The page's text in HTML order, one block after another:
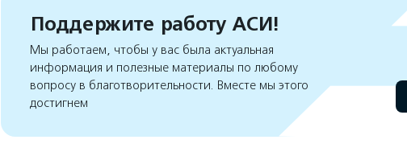
Поддержите работу АСИ!
Мы работаем, чтобы у вас была актуальная
информация и полезные материалы по любому
вопросу в благотворительности. Вместе мы этого
достигнем